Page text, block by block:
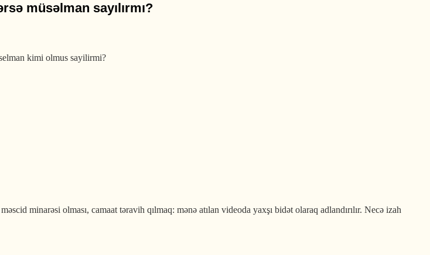
müsəlman sayılırmı?
kimi olmus sayilirmi?
minarəsi olması, camaat təravih qılmaq: mənə atılan videoda yaxşı bidət olaraq adlandırılır. Necə izah